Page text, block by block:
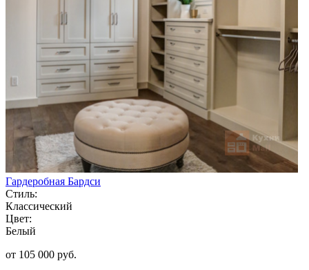
Гардеробная Бардси
Стиль:
Классический
Цвет:
Белый
от 105 000 руб.